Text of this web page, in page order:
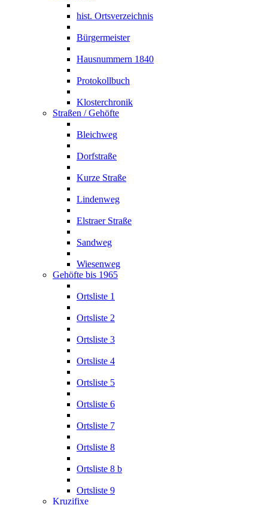
hist. Ortsverzeichnis
Bürgermeister
Hausnummern 1840
Protokollbuch
Klosterchronik
Straßen / Gehöfte
Bleichweg
Dorfstraße
Kurze Straße
Lindenweg
Elstraer Straße
Sandweg
Wiesenweg
Gehöfte bis 1965
Ortsliste 1
Ortsliste 2
Ortsliste 3
Ortsliste 4
Ortsliste 5
Ortsliste 6
Ortsliste 7
Ortsliste 8
Ortsliste 8 b
Ortsliste 9
Kruzifixe